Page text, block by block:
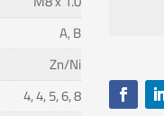
A, B
Zn/Ni
4, 4, 5, 6, 8